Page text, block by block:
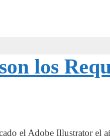
los
el Adobe Illustrator el